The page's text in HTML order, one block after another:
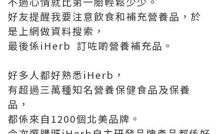
好友提醒我要注意飲食和補充營養品，於
是上網做資料搜索，
最後係iHerb 訂咗啲營養補充品。
好多人都好熟悉iHerb，
有超過三萬種知名營養保健食品及保養
品，
都係來自1200個北美品牌。